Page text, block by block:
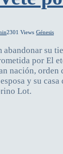
2301 Views Génesis
abandonar su
por El
nación, orden
y su casa
Lot.